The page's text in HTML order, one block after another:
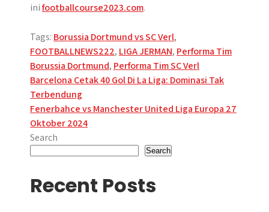
inifootballcourse2023.com.
Tags: Borussia Dortmund vs SC Verl,
FOOTBALLNEWS222, LIGA JERMAN, Performa Tim
Borussia Dortmund, Performa Tim SC Verl
Post
navigation
Barcelona Cetak 40 Gol Di La Liga: Dominasi Tak
Terbendung
Fenerbahce vs Manchester United Liga Europa 27
Oktober 2024
Search
Search
Recent Posts